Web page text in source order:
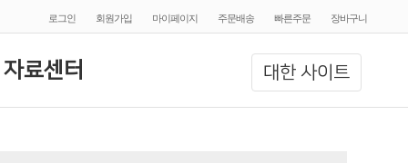
로그인 회원가입 마이페이지 주문배송 빠른주문 장바구니
대한 사이트
료센터